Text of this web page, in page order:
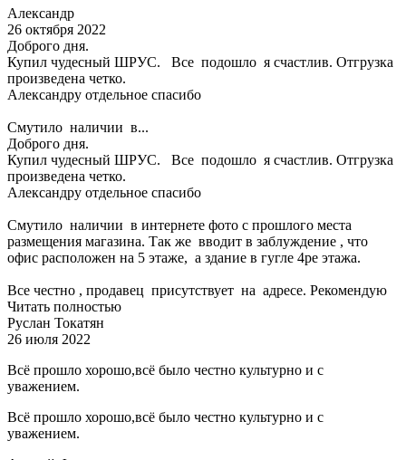
Александр
26 октября 2022
Доброго дня.
Купил чудесный ШРУС. Все подошло я счастлив. Отгрузка
произведена четко.
Александру отдельное спасибо
Смутило наличии в...
Доброго дня.
Купил чудесный ШРУС. Все подошло я счастлив. Отгрузка
произведена четко.
Александру отдельное спасибо
Смутило наличии в интернете фото с прошлого места
размещения магазина. Так же вводит в заблуждение , что
офис расположен на 5 этаже, а здание в гугле 4ре этажа.
Все честно , продавец присутствует на адресе. Рекомендую
Читать полностью
Руслан Токатян
26 июля 2022
Всё прошло хорошо,всё было честно культурно и с
уважением.
Всё прошло хорошо,всё было честно культурно и с
уважением.